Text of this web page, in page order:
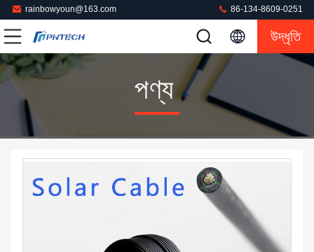
rainbowyoun@163.com 86-134-8609-0251
উদ্ধৃতি
পণ্য